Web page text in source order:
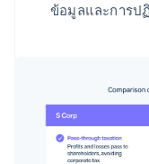
ข้อมูลและการป